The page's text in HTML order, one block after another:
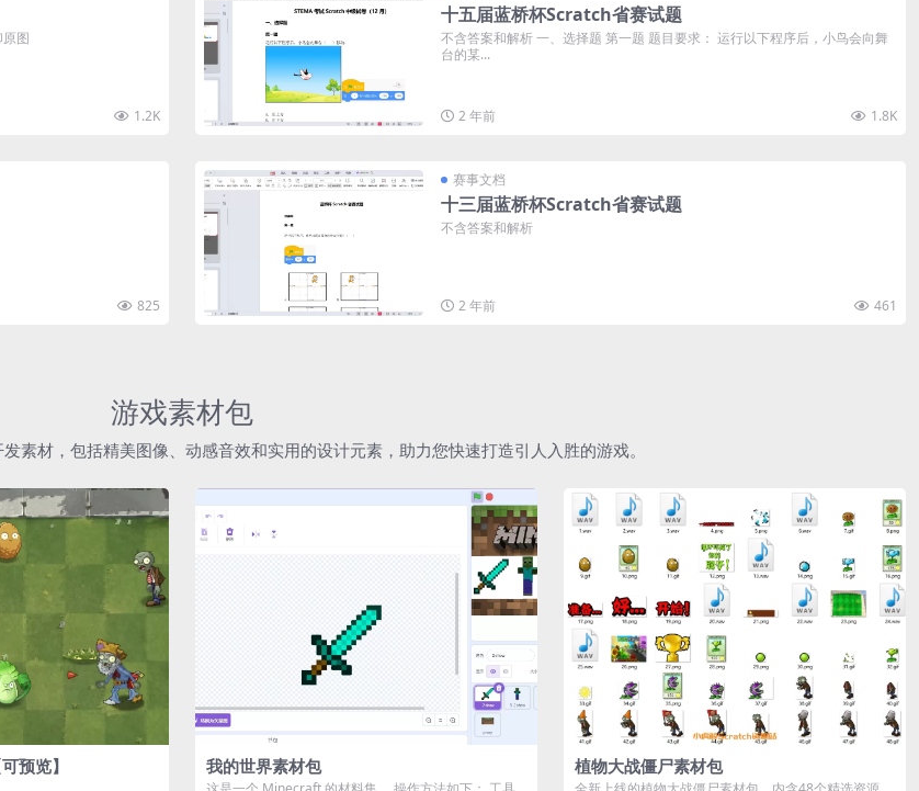
图
1.2K
十五届蓝桥杯Scratch省赛试题
不含答案和解析 一、选择题 第一题 题目要求： 运行以下程序后，小鸟会向舞
台的某...
2 年前 1.8K
825
赛事文档
十三届蓝桥杯Scratch省赛试题
不含答案和解析
2 年前 461
游戏素材包
素材，包括精美图像、动感音效和实用的设计元素，助力您快速打造引人入胜的游戏。
预览】 我的世界素材包 植物大战僵尸素材包